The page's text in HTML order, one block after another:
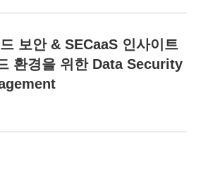
보안 & SECaaS 인사이트
환경을 위한 Data Security